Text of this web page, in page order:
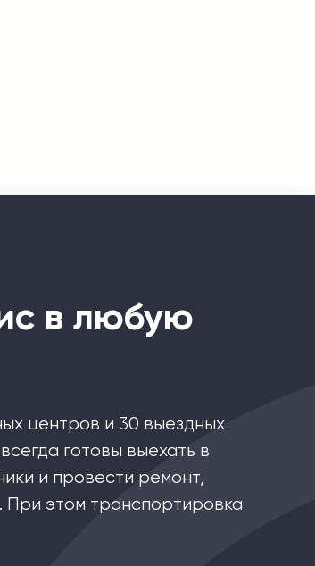
в любую
центров и 30 выездных
готовы выехать в
и провести ремонт,
При этом транспортировка